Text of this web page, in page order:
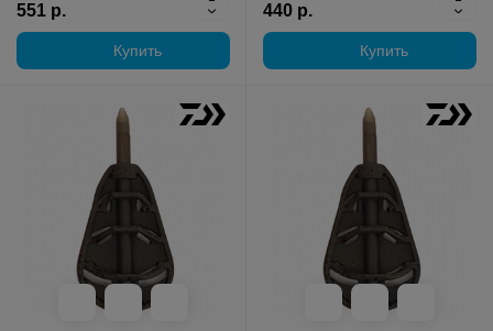
551 р.
Купить
440 р.
Купить